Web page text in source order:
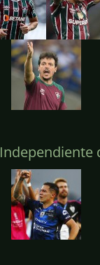
Independiente